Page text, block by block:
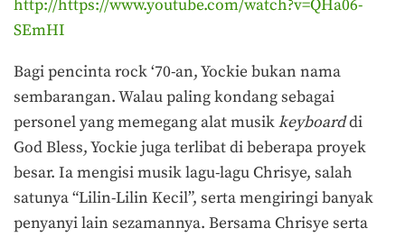
http://https://www.youtube.com/watch?v=QHa06-
SEmHI
Bagi pencinta rock ‘70-an, Yockie bukan nama
sembarangan. Walau paling kondang sebagai
personel yang memegang alat musikkeyboarddi
God Bless, Yockie juga terlibat di beberapa proyek
besar. Ia mengisi musik lagu-lagu Chrisye, salah
satunya “Lilin-Lilin Kecil”, serta mengiringi banyak
penyanyi lain sezamannya. Bersama Chrisye serta